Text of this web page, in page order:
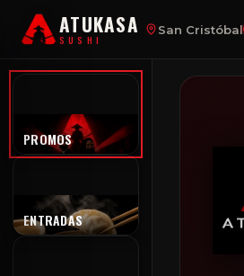
ATUKASA
SUSHI
San Cristóbal
P
PROMOS
E
ENTRADAS